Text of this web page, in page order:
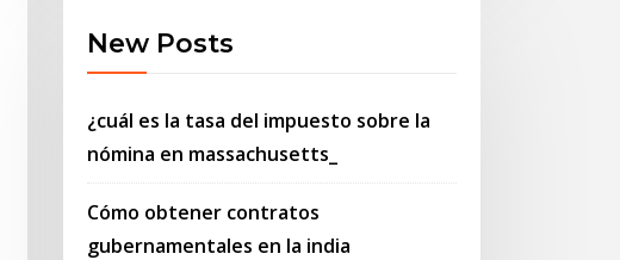
New Posts
¿cuál es la tasa del impuesto sobre la
nómina en massachusetts_
Cómo obtener contratos
gubernamentales en la india